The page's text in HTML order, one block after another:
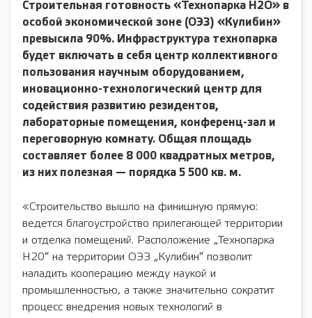
Строительная готовность «Технопарка Н2О» в
особой экономической зоне (ОЭЗ) «Кулибин»
превысила 90%. Инфраструктура технопарка
будет включать в себя центр коллективного
пользования научным оборудованием,
иновационно-технологический центр для
содействия развитию резидентов,
лабораторные помещения, конференц-зал и
переговорную комнату. Общая площадь
составляет более 8 000 квадратных метров,
из них полезная — порядка 5 500 кв. м.
«Строительство вышло на финишную прямую:
ведется благоустройство прилегающей территории
и отделка помещений. Расположение „Технопарка
Н20“ на территории ОЭЗ „Кулибин“ позволит
наладить кооперацию между наукой и
промышленностью, а также значительно сократит
процесс внедрения новых технологий в